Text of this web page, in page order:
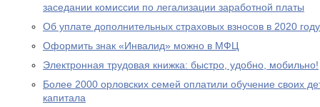
заседании комиссии по легализации заработной платы
Об уплате дополнительных страховых взносов в 2020 году
Оформить знак «Инвалид» можно в МФЦ
Электронная трудовая книжка: быстро, удобно, мобильно!
Более 2000 орловских семей оплатили обучение своих
капитала